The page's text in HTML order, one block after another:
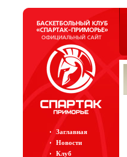
Заглавная
Новости
Клуб